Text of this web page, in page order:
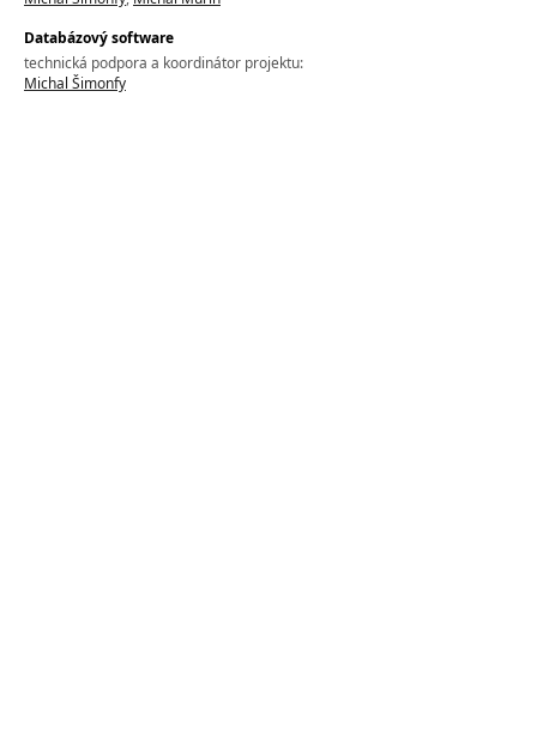
Databázový software
technická podpora a koordinátor projektu:
Michal Šimonfy